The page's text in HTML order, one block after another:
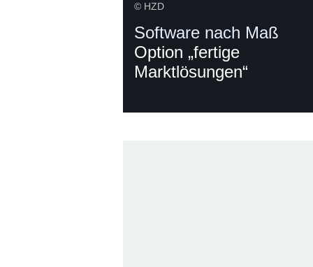
© HZD
Software nach Maß
Option „fertige
Marktlösungen“